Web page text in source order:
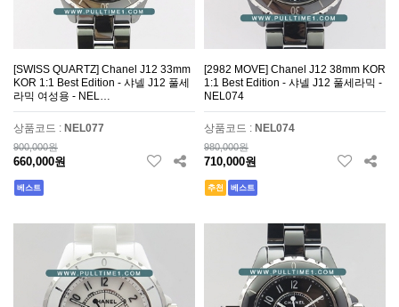
[SWISS QUARTZ] Chanel J12 33mm
KOR 1:1 Best Edition - 샤넬 J12 풀세
라믹 여성용 - NEL…
상품코드 : NEL077
900,000원
660,000원
베스트
[2982 MOVE] Chanel J12 38mm KOR
1:1 Best Edition - 샤넬 J12 풀세라믹 -
NEL074
상품코드 : NEL074
980,000원
710,000원
추천 베스트